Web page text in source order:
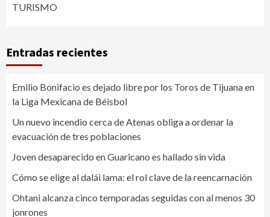
TURISMO
Entradas recientes
Emilio Bonifacio es dejado libre por los Toros de Tijuana en
la Liga Mexicana de Béisbol
Un nuevo incendio cerca de Atenas obliga a ordenar la
evacuación de tres poblaciones
Joven desaparecido en Guaricano es hallado sin vida
Cómo se elige al dalái lama: el rol clave de la reencarnación
Ohtani alcanza cinco temporadas seguidas con al menos 30
jonrones